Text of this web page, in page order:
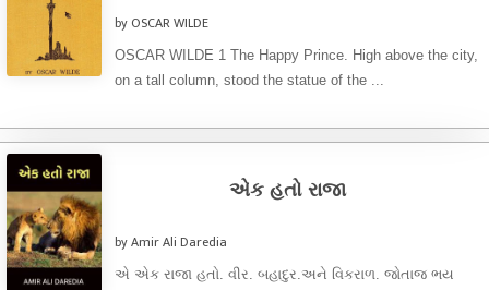
by OSCAR WILDE
OSCAR WILDE 1 The Happy Prince. High above the city,
on a tall column, stood the statue of the ...
એક હતો રાજા
by Amir Ali Daredia
એ એક રાજા હતો. વીર. બહાદુર.અને વિકરાળ. જોતાજ ભય